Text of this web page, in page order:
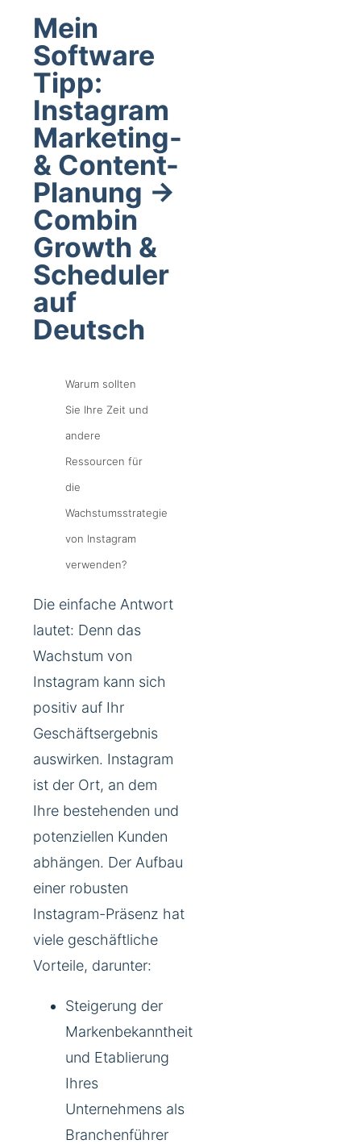
Mein
Software
Tipp:
Instagram
Marketing-
& Content-
Planung ->
Combin
Growth &
Scheduler
auf
Deutsch
Warum sollten
Sie Ihre Zeit und
andere
Ressourcen für
die
Wachstumsstrategie
von Instagram
verwenden?
Die einfache Antwort
lautet: Denn das
Wachstum von
Instagram kann sich
positiv auf Ihr
Geschäftsergebnis
auswirken. Instagram
ist der Ort, an dem
Ihre bestehenden und
potenziellen Kunden
abhängen. Der Aufbau
einer robusten
Instagram-Präsenz hat
viele geschäftliche
Vorteile, darunter:
Steigerung der
Markenbekanntheit
und Etablierung
Ihres
Unternehmens als
Branchenführer